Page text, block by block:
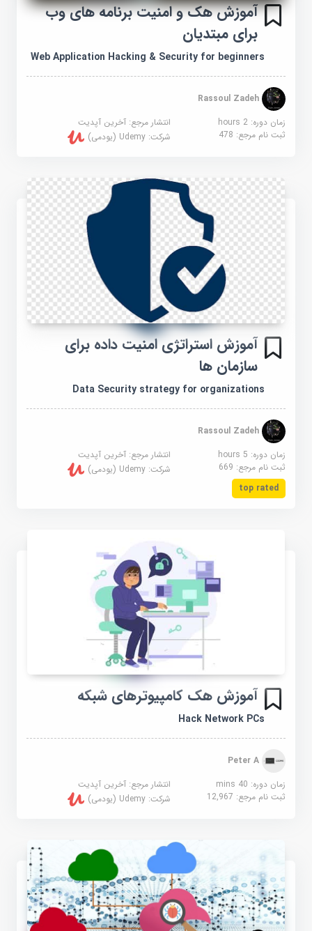
آموزش هک و امنیت برنامه های وب
برای مبتدیان
Web Application Hacking & Security for beginners
Rassoul Zadeh
زمان دوره: 2 hours
انتشار مرجع:آخرین آپدیت
ثبت نام مرجع:478 شرکت:Udemy (یودمی)
آموزش استراتژی امنیت داده برای
سازمان ها
Data Security strategy for organizations
Rassoul Zadeh
زمان دوره: 5 hours
انتشار مرجع:آخرین آپدیت
ثبت نام مرجع:669 شرکت:Udemy (یودمی)
top rated
آموزش هک کامپیوترهای شبکه
Hack Network PCs
Peter A
زمان دوره: 40 mins
انتشار مرجع:آخرین آپدیت
ثبت نام مرجع:12,967 شرکت:Udemy (یودمی)